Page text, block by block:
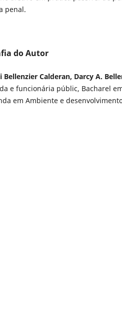
penal.
do Autor
Bellenzier Calderan, Darcy A.
e funcionária públic, Bacharel
em Ambiente e